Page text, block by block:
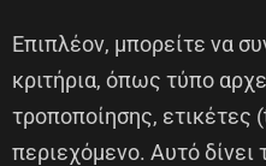
Επιπλέον, μπορείτε να
κριτήρια, όπως τύπο
τροποποίησης, ετικέτες
περιεχόμενο. Αυτό δίνει